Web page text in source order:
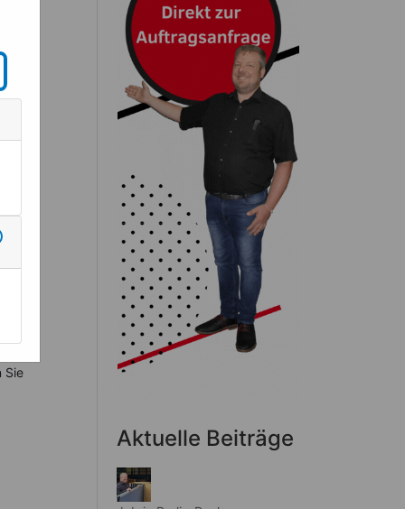
Sie
Aktuelle Beiträge